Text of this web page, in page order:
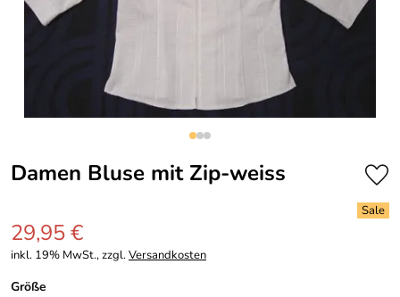
Damen Bluse mit Zip-weiss
29,95 €
inkl. 19% MwSt., zzgl.Versandkosten
Größe